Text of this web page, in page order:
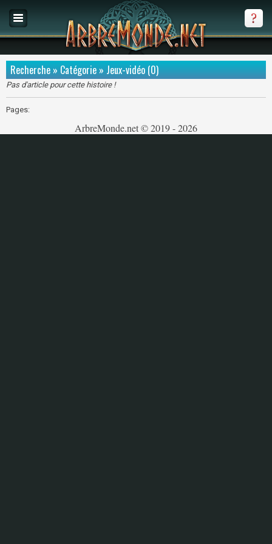
Recherche » Catégorie » Jeux-vidéo (0)
Pas d'article pour cette histoire !
Pages:
ArbreMonde.net © 2019 - 2026